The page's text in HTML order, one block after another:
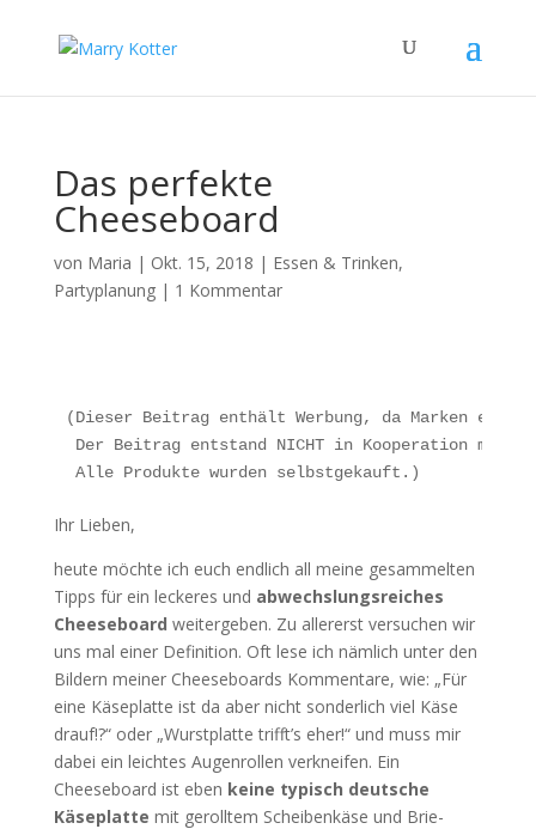
Das perfekte
Cheeseboard
von Maria | Okt. 15, 2018 | Essen & Trinken,
Partyplanung| 1 Kommentar
(Dieser Beitrag enthält Werbung, da Marken
Der Beitrag entstand NICHT in Kooperation mit
Alle Produkte wurden selbstgekauft.)
Ihr Lieben,
heute möchte ich euch endlich all meine gesammelten
Tipps für ein leckeres und abwechslungsreiches
Cheeseboard weitergeben. Zu allererst versuchen wir
uns mal einer Definition. Oft lese ich nämlich unter den
Bildern meiner Cheeseboards Kommentare, wie: „Für
eine Käseplatte ist da aber nicht sonderlich viel Käse
drauf!?“ oder „Wurstplatte trifft’s eher!“ und muss mir
dabei ein leichtes Augenrollen verkneifen. Ein
Cheeseboard ist eben keine typisch deutsche
Käseplatte mit gerolltem Scheibenkäse und Brie-